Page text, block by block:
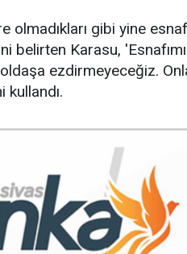
olmadıkları gibi yine
belirten Karasu,
ezdirmeyeceğiz.